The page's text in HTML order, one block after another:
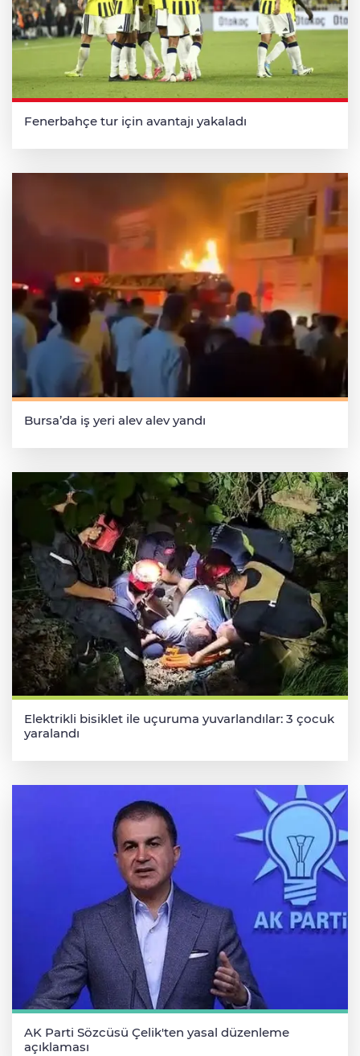
Fenerbahçe tur için avantajı yakaladı
Bursa’da iş yeri alev alev yandı
Elektrikli bisiklet ile uçuruma yuvarlandılar: 3 çocuk
yaralandı
AK Parti Sözcüsü Çelik'ten yasal düzenleme
açıklaması